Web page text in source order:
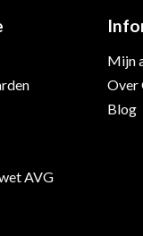
AVG
Mijn
Over
Blog